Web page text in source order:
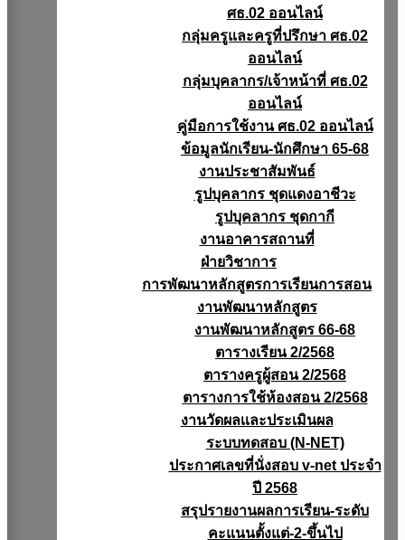
ศธ.02 ออนไลน์
กลุ่มครูและครูที่ปรึกษา ศธ.02
ออนไลน์
กลุ่มบุคลากร/เจ้าหน้าที่ ศธ.02
ออนไลน์
คู่มือการใช้งาน ศธ.02 ออนไลน์
ข้อมูลนักเรียน-นักศึกษา 65-68
งานประชาสัมพันธ์
รูปบุคลากร ชุดแดงอาชีวะ
รูปบุคลากร ชุดกากี
งานอาคารสถานที่
ฝ่ายวิชาการ
การพัฒนาหลักสูตรการเรียนการสอน
งานพัฒนาหลักสูตร
งานพัฒนาหลักสูตร 66-68
ตารางเรียน 2/2568
ตารางครูผู้สอน 2/2568
ตารางการใช้ห้องสอน 2/2568
งานวัดผลเเละประเมินผล
ระบบทดสอบ (N-NET)
ประกาศเลขที่นั่งสอบ v-net ประจำ
ปี 2568
สรุปรายงานผลการเรียน-ระดับ
คะแนนตั้งแต่-2-ขึ้นไป